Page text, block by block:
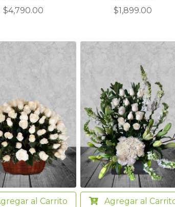
$4,790.00 $1,899.00
al Carrito
Agregar al